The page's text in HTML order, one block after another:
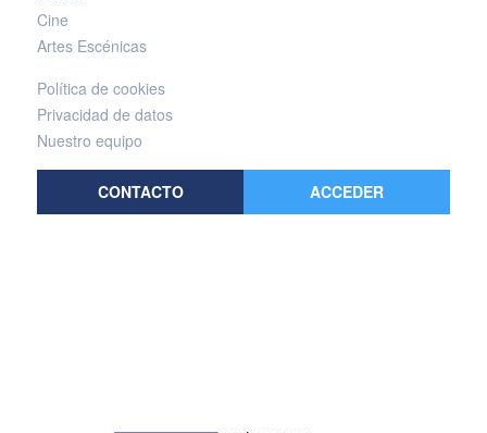
Cine
Artes Escénicas
Política de cookies
Privacidad de datos
Nuestro equipo
CONTACTO ACCEDER